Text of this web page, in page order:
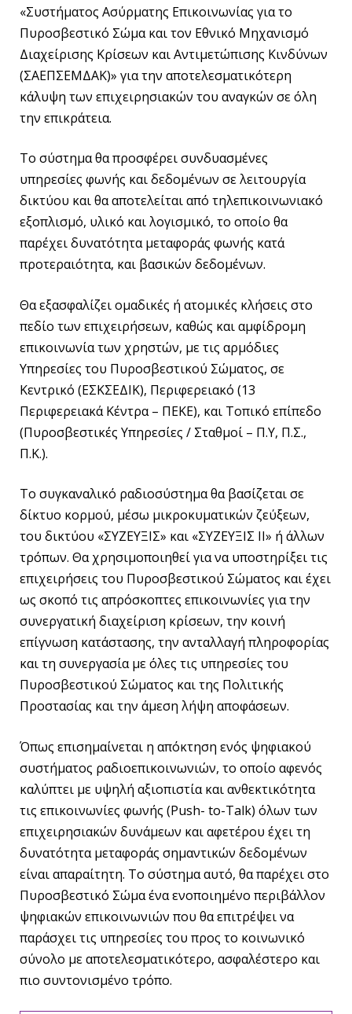
«Συστήματος Ασύρματης Επικοινωνίας για το
Πυροσβεστικό Σώμα και τον Εθνικό Μηχανισμό
Διαχείρισης Κρίσεων και Αντιμετώπισης Κινδύνων
(ΣΑΕΠΣΕΜΔΑΚ)» για την αποτελεσματικότερη
κάλυψη των επιχειρησιακών του αναγκών σε όλη
την επικράτεια.
Το σύστημα θα προσφέρει συνδυασμένες
υπηρεσίες φωνής και δεδομένων σε λειτουργία
δικτύου και θα αποτελείται από τηλεπικοινωνιακό
εξοπλισμό, υλικό και λογισμικό, το οποίο θα
παρέχει δυνατότητα μεταφοράς φωνής κατά
προτεραιότητα, και βασικών δεδομένων.
Θα εξασφαλίζει ομαδικές ή ατομικές κλήσεις στο
πεδίο των επιχειρήσεων, καθώς και αμφίδρομη
επικοινωνία των χρηστών, με τις αρμόδιες
Υπηρεσίες του Πυροσβεστικού Σώματος, σε
Κεντρικό (ΕΣΚΣΕΔΙΚ), Περιφερειακό (13
Περιφερειακά Κέντρα – ΠΕΚΕ), και Τοπικό επίπεδο
(Πυροσβεστικές Υπηρεσίες / Σταθμοί – Π.Υ, Π.Σ.,
Π.Κ.).
Το συγκαναλικό ραδιοσύστημα θα βασίζεται σε
δίκτυο κορμού, μέσω μικροκυματικών ζεύξεων,
του δικτύου «ΣΥΖΕΥΞΙΣ» και «ΣΥΖΕΥΞΙΣ ΙΙ» ή άλλων
τρόπων. Θα χρησιμοποιηθεί για να υποστηρίξει τις
επιχειρήσεις του Πυροσβεστικού Σώματος και έχει
ως σκοπό τις απρόσκοπτες επικοινωνίες για την
συνεργατική διαχείριση κρίσεων, την κοινή
επίγνωση κατάστασης, την ανταλλαγή πληροφορίας
και τη συνεργασία με όλες τις υπηρεσίες του
Πυροσβεστικού Σώματος και της Πολιτικής
Προστασίας και την άμεση λήψη αποφάσεων.
Όπως επισημαίνεται η απόκτηση ενός ψηφιακού
συστήματος ραδιοεπικοινωνιών, το οποίο αφενός
καλύπτει με υψηλή αξιοπιστία και ανθεκτικότητα
τις επικοινωνίες φωνής (Push- to-Talk) όλων των
επιχειρησιακών δυνάμεων και αφετέρου έχει τη
δυνατότητα μεταφοράς σημαντικών δεδομένων
είναι απαραίτητη. Το σύστημα αυτό, θα παρέχει στο
Πυροσβεστικό Σώμα ένα ενοποιημένο περιβάλλον
ψηφιακών επικοινωνιών που θα επιτρέψει να
παράσχει τις υπηρεσίες του προς το κοινωνικό
σύνολο με αποτελεσματικότερο, ασφαλέστερο και
πιο συντονισμένο τρόπο.